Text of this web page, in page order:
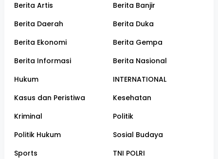
Berita Artis
Berita Banjir
Berita Daerah
Berita Duka
Berita Ekonomi
Berita Gempa
Berita Informasi
Berita Nasional
Hukum
INTERNATIONAL
Kasus dan Peristiwa
Kesehatan
Kriminal
Politik
Politik Hukum
Sosial Budaya
Sports
TNI POLRI